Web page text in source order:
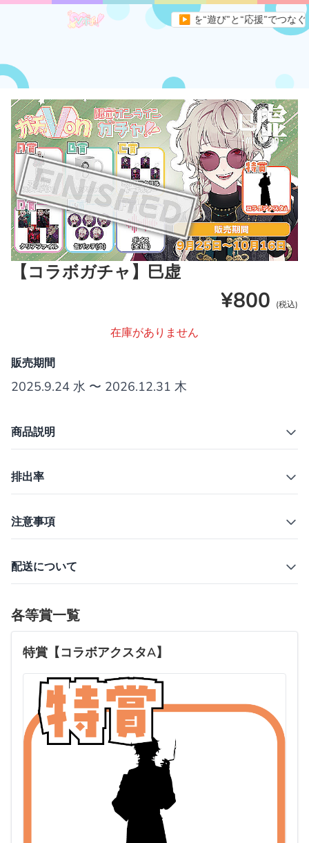
▶
です。すべてのVライバーとファンを“遊び”と“応援”でつなぐ、新
【コラボガチャ】巳虚
¥800 (税込)
在庫がありません
販売期間
2025.9.24 水 〜 2026.12.31 木
商品説明
排出率
注意事項
配送について
各等賞一覧
特賞【コラボアクスタA】